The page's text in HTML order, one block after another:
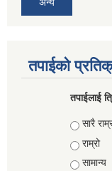
अन्य
तपाईको
तपाईलाई
Choices
सारै
राम्रो
सामान्य